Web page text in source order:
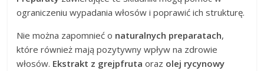
ograniczeniu wypadania włosów i poprawić ich strukturę.
Nie można zapomnieć o naturalnych preparatach,
które również mają pozytywny wpływ na zdrowie
włosów. Ekstrakt z grejpfruta oraz olej rycynowy